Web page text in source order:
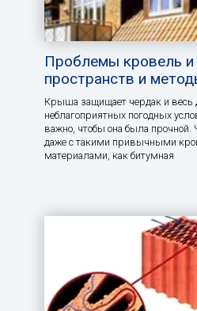
Проблемы кровель и
пространств и
Крыша защищает чердак и весь
неблагоприятных погодных
важно, чтобы она была
даже с такими привычными
материалами, как битумная